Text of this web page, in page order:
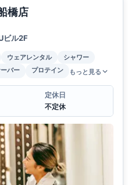
橋店
ビル2F
ウェアレンタル
シャワー
バー プロテイン もっと見る
定休日
不定休